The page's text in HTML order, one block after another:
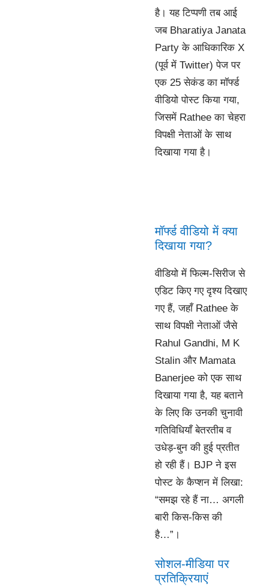
है। यह टिप्पणी तब आई
जब Bharatiya Janata
Party के आधिकारिक X
(पूर्व में Twitter) पेज पर
एक 25 सेकंड का मॉर्फ्ड
वीडियो पोस्ट किया गया,
जिसमें Rathee का चेहरा
विपक्षी नेताओं के साथ
दिखाया गया है।
मॉर्फ्ड वीडियो में क्या
दिखाया गया?
वीडियो में फिल्म-सिरीज से
एडिट किए गए दृश्य दिखाए
गए हैं, जहाँ Rathee के
साथ विपक्षी नेताओं जैसे
Rahul Gandhi, M K
Stalin और Mamata
Banerjee को एक साथ
दिखाया गया है, यह बताने
के लिए कि उनकी चुनावी
गतिविधियाँ बेतरतीब व
उधेड़-बुन की हुई प्रतीत
हो रही हैं। BJP ने इस
पोस्ट के कैप्शन में लिखा:
“समझ रहे हैं ना… अगली
बारी किस-किस की
है…”।
सोशल-मीडिया पर
प्रतिक्रियाएं